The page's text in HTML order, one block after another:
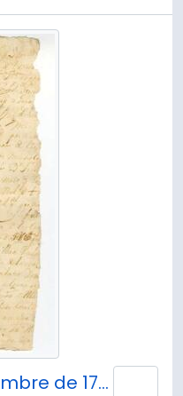
Acta del 20 de septiembre de 1718